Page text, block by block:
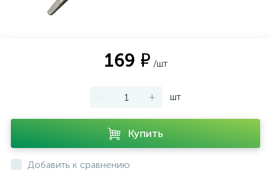
169 ₽ /шт
- + шт
Купить
Добавить к сравнению